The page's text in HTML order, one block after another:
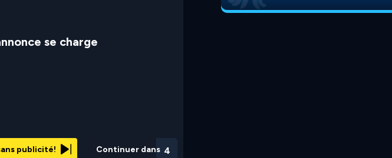
se charge
Continuer dans 3
publicité!